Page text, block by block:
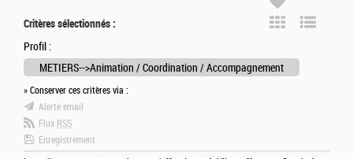
Critères sélectionnés :
Profil :
METIERS-->Animation / Coordination / Accompagnement
» Conserver ces critères via :
Alerte email
Flux RSS
Enregistrement